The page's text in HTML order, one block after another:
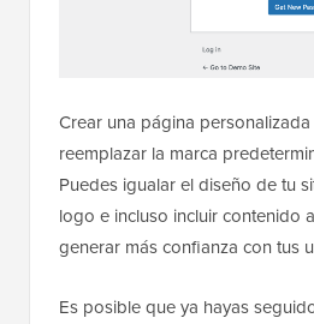
Crear una página
reemplazar la marca
Puedes igualar el diseño de tu
logo e incluso incluir contenido
generar más confianza con tus
Es posible que ya hayas